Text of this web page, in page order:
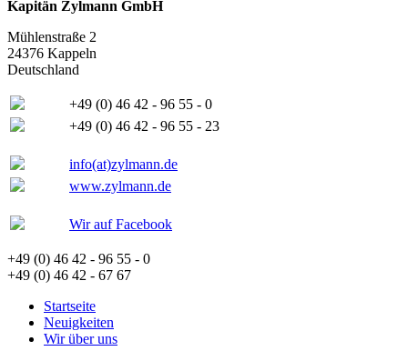
Kapitän Zylmann GmbH
Mühlenstraße 2
24376 Kappeln
Deutschland
+49 (0) 46 42 - 96 55 - 0
+49 (0) 46 42 - 96 55 - 23
info(at)zylmann.de
www.zylmann.de
Wir auf Facebook
+49 (0) 46 42 - 96 55 - 0
+49 (0) 46 42 - 67 67
Startseite
Neuigkeiten
Wir über uns